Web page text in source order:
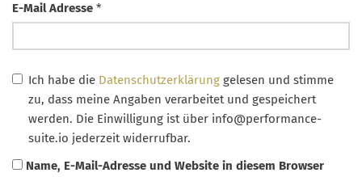
E-Mail Adresse *
Ich habe die Datenschutzerklärung gelesen und stimme
zu, dass meine Angaben verarbeitet und gespeichert
werden. Die Einwilligung ist über info@performance-
suite.io jederzeit widerrufbar.
Name, E-Mail-Adresse und Website in diesem Browser